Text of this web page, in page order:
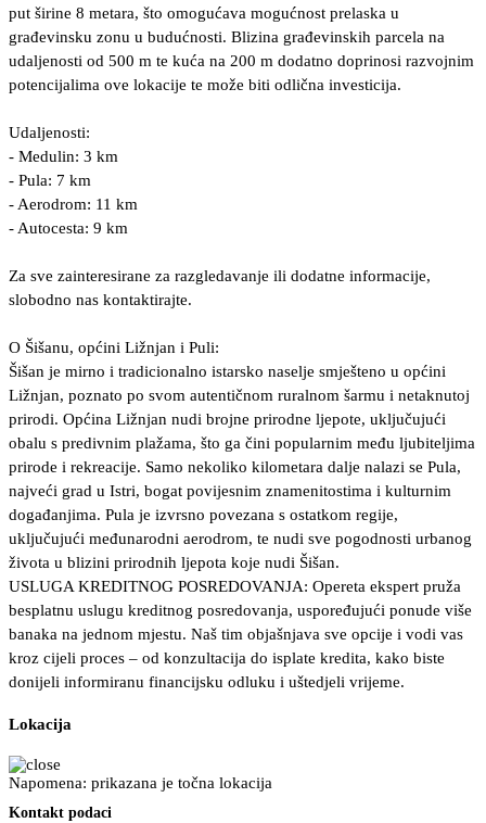
put širine 8 metara, što omogućava mogućnost prelaska u
građevinsku zonu u budućnosti. Blizina građevinskih parcela na
udaljenosti od 500 m te kuća na 200 m dodatno doprinosi razvojnim
potencijalima ove lokacije te može biti odlična investicija.
Udaljenosti:
- Medulin: 3 km
- Pula: 7 km
- Aerodrom: 11 km
- Autocesta: 9 km
Za sve zainteresirane za razgledavanje ili dodatne informacije,
slobodno nas kontaktirajte.
O Šišanu, općini Ližnjan i Puli:
Šišan je mirno i tradicionalno istarsko naselje smješteno u općini
Ližnjan, poznato po svom autentičnom ruralnom šarmu i netaknutoj
prirodi. Općina Ližnjan nudi brojne prirodne ljepote, uključujući
obalu s predivnim plažama, što ga čini popularnim među ljubiteljima
prirode i rekreacije. Samo nekoliko kilometara dalje nalazi se Pula,
najveći grad u Istri, bogat povijesnim znamenitostima i kulturnim
događanjima. Pula je izvrsno povezana s ostatkom regije,
uključujući međunarodni aerodrom, te nudi sve pogodnosti urbanog
života u blizini prirodnih ljepota koje nudi Šišan.
USLUGA KREDITNOG POSREDOVANJA: Opereta ekspert pruža
besplatnu uslugu kreditnog posredovanja, uspoređujući ponude više
banaka na jednom mjestu. Naš tim objašnjava sve opcije i vodi vas
kroz cijeli proces – od konzultacija do isplate kredita, kako biste
donijeli informiranu financijsku odluku i uštedjeli vrijeme.
Lokacija
Napomena: prikazana je točna lokacija
Kontakt podaci